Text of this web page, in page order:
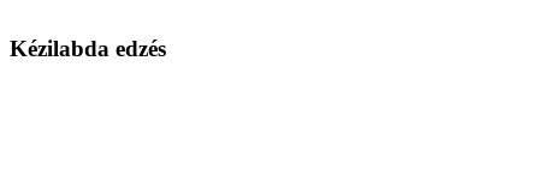
Kézilabda edzés